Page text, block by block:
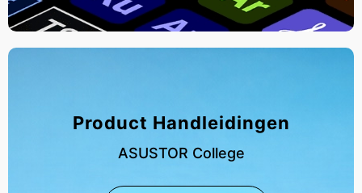
Product Handleidingen
ASUSTOR College